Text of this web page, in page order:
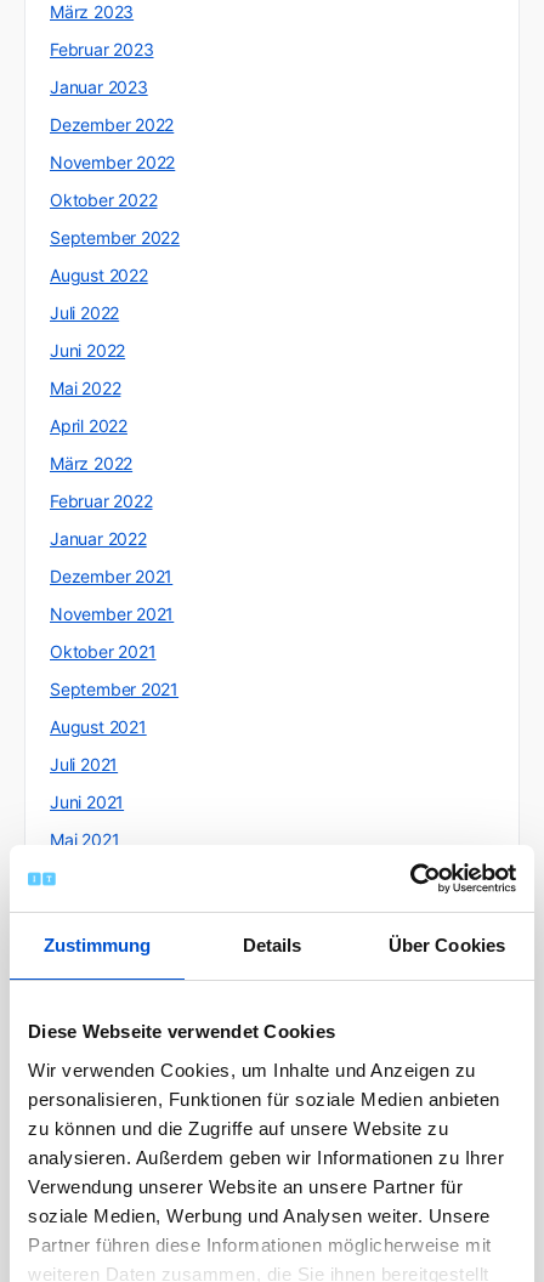
Zustimmung Details Über Cookies
Diese Webseite verwendet Cookies
Wir verwenden Cookies, um Inhalte und Anzeigen zu
personalisieren, Funktionen für soziale Medien anbieten
zu können und die Zugriffe auf unsere Website zu
analysieren. Außerdem geben wir Informationen zu Ihrer
Verwendung unserer Website an unsere Partner für
soziale Medien, Werbung und Analysen weiter. Unsere
Partner führen diese Informationen möglicherweise mit
weiteren Daten zusammen, die Sie ihnen bereitgestellt
März 2023
Februar 2023
Januar 2023
Dezember 2022
November 2022
Oktober 2022
September 2022
August 2022
Juli 2022
Juni 2022
Mai 2022
April 2022
März 2022
Februar 2022
Januar 2022
Dezember 2021
November 2021
Oktober 2021
September 2021
August 2021
Juli 2021
Juni 2021
Mai 2021
April 2021
März 2021
Februar 2021
Dezember 2020
November 2020
Oktober 2020
September 2020
August 2020
Juli 2020
Juni 2020